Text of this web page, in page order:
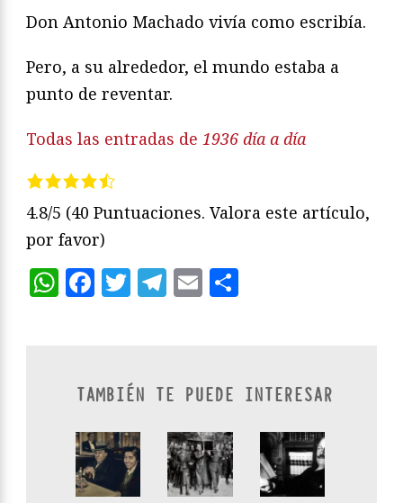
Don Antonio Machado vivía como escribía.
Pero, a su alrededor, el mundo estaba a
punto de reventar.
Todas las entradas de 1936 día a día
4.8/5 (40 Puntuaciones. Valora este artículo,
por favor)
WhatsApp
Facebook
Twitter
Telegram
Email
TAMBIÉN TE PUEDE INTERESAR